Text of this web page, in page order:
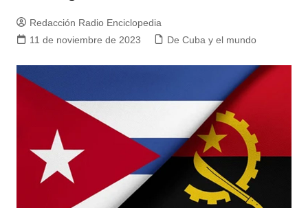
Redacción Radio Enciclopedia
11 de noviembre de 2023
De Cuba y el mundo